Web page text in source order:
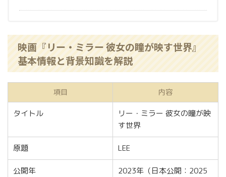
映画『リー・ミラー 彼女の瞳が映す世界』
基本情報と背景知識を解説
項目 内容
タイトル
リー・ミラー 彼女の瞳が映
す世界
原題 LEE
公開年
2023年（日本公開：2025